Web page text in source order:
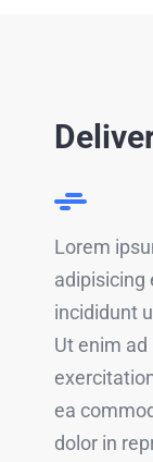
Lorem
adipisicing
incididunt
Ut enim
ea
dolor in